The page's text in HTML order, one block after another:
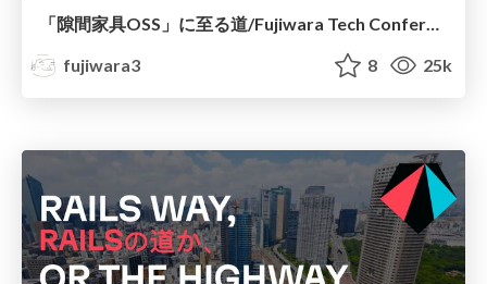
「隙間家具OSS」に至る道/Fujiwara Tech Conference 2025
fujiwara3
8 25k